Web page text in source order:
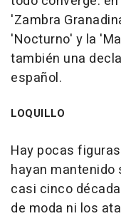
'Zambra
'Nocturno' y la
también una
español.
LOQUILLO
Hay pocas
hayan
casi cinco
de moda ni los